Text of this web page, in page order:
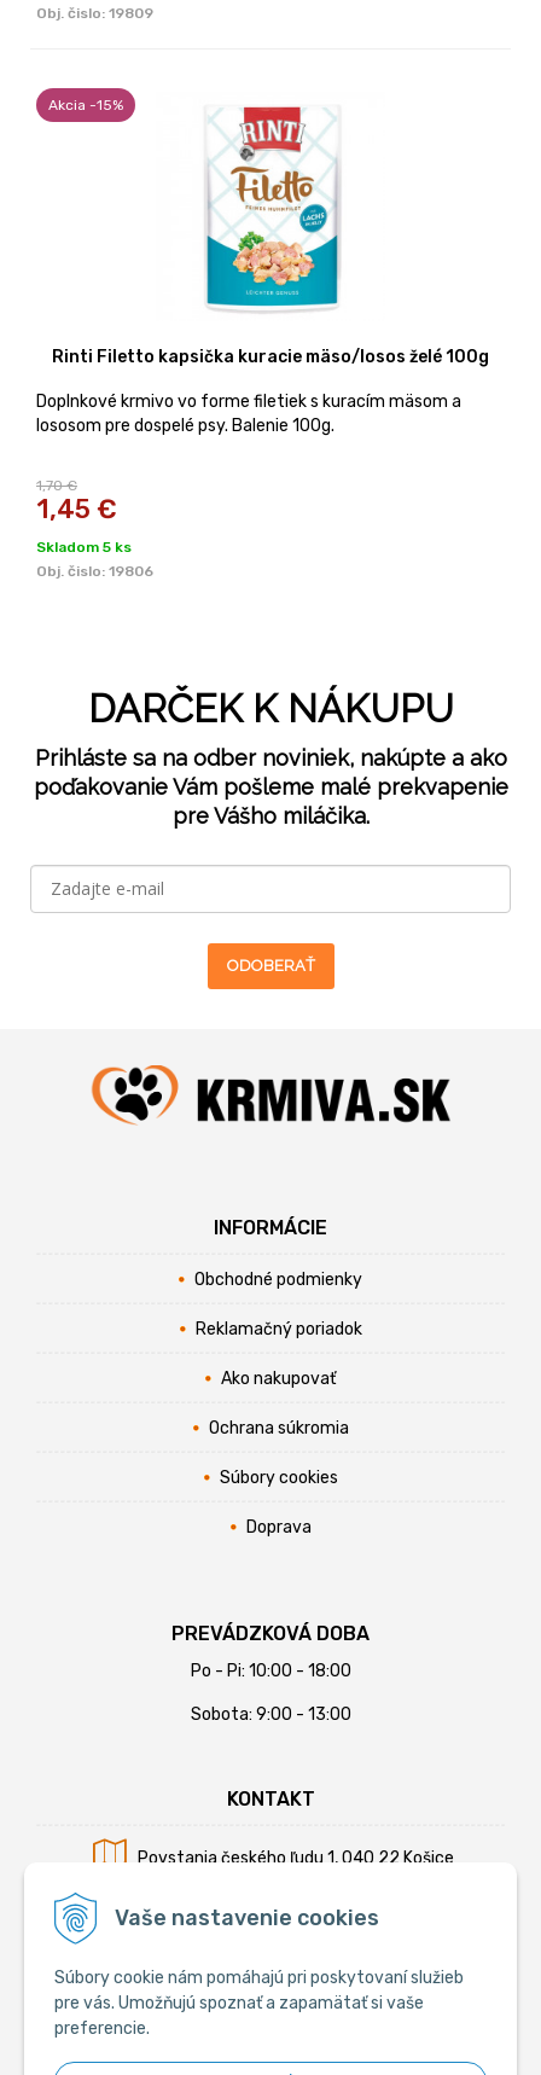
Vaše nastavenie cookies
Súbory cookie nám pomáhajú pri poskytovaní služieb
pre vás. Umožňujú spoznať a zapamätať si vaše
preferencie.
Obj. čislo: 19809
Akcia -15%
Rinti Filetto kapsička kuracie mäso/losos želé 100g
Doplnkové krmivo vo forme filetiek s kuracím mäsom a
lososom pre dospelé psy. Balenie 100g.
1,70 €
1,45 €
Skladom 5 ks
Obj. čislo: 19806
DARČEK K NÁKUPU
Prihláste sa na odber noviniek, nakúpte a ako
poďakovanie Vám pošleme malé prekvapenie
pre Vášho miláčika.
ODOBERAŤ
INFORMÁCIE
Obchodné podmienky
Reklamačný poriadok
Ako nakupovať
Ochrana súkromia
Súbory cookies
Doprava
PREVÁDZKOVÁ DOBA
Po - Pi: 10:00 - 18:00
Sobota: 9:00 - 13:00
KONTAKT
Povstania českého ľudu 1, 040 22 Košice
Mobil:+421 902 794 355
E-mail:info@krmiva.sk